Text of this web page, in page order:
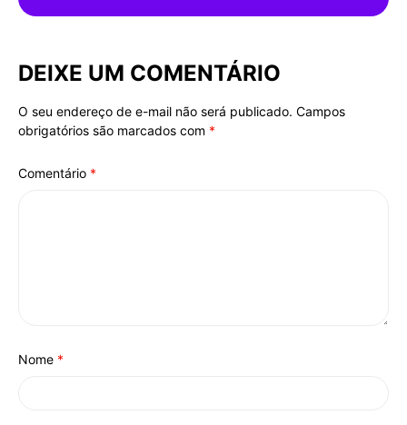
DEIXE UM COMENTÁRIO
O seu endereço de e-mail não será publicado. Campos
obrigatórios são marcados com *
Comentário *
Nome *
Alternative: